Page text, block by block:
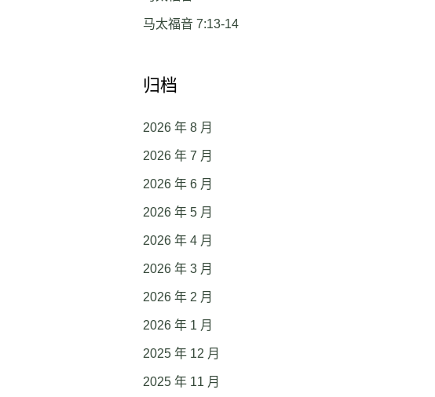
马太福音 7:13-14
归档
2026 年 8 月
2026 年 7 月
2026 年 6 月
2026 年 5 月
2026 年 4 月
2026 年 3 月
2026 年 2 月
2026 年 1 月
2025 年 12 月
2025 年 11 月